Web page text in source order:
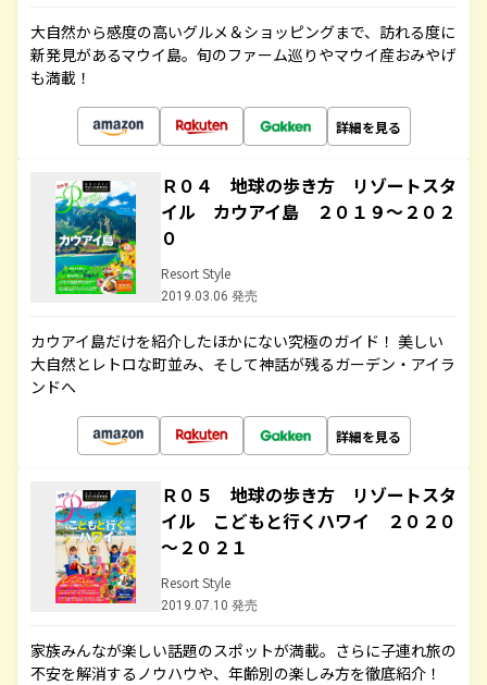
大自然から感度の高いグルメ＆ショッピングまで、訪れる度に
新発見があるマウイ島。旬のファーム巡りやマウイ産おみやげ
も満載！
詳細を見る
Ｒ０４ 地球の歩き方 リゾートスタ
イル カウアイ島 ２０１９～２０２
０
Resort Style
2019.03.06 発売
カウアイ島だけを紹介したほかにない究極のガイド！ 美しい
大自然とレトロな町並み、そして神話が残るガーデン・アイラ
ンドへ
詳細を見る
Ｒ０５ 地球の歩き方 リゾートスタ
イル こどもと行くハワイ ２０２０
～２０２１
Resort Style
2019.07.10 発売
家族みんなが楽しい話題のスポットが満載。さらに子連れ旅の
不安を解消するノウハウや、年齢別の楽しみ方を徹底紹介！